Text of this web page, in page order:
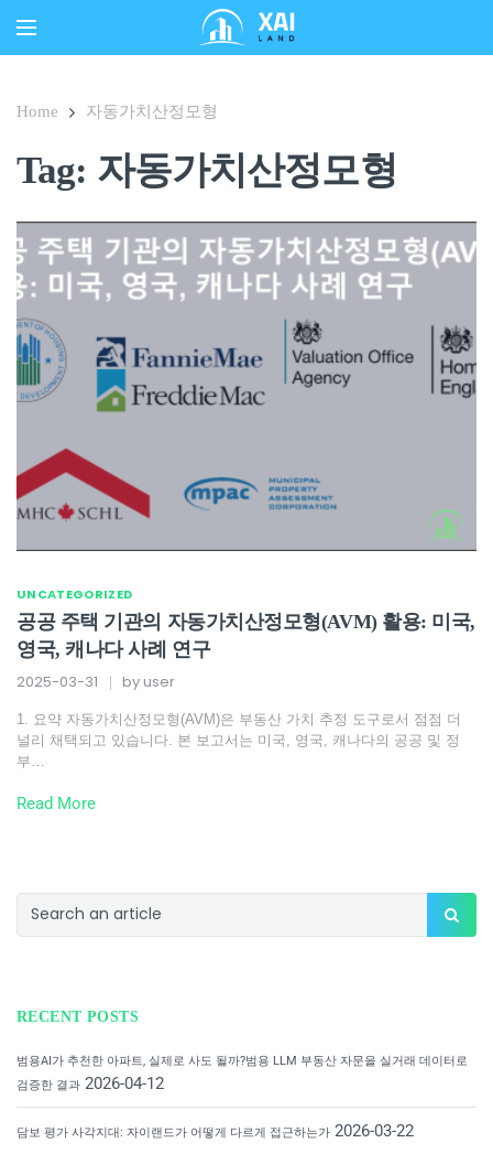
Home 자동가치산정모형
Tag: 자동가치산정모형
UNCATEGORIZED
공공 주택 기관의 자동가치산정모형(AVM) 활용: 미국,
영국, 캐나다 사례 연구
2025-03-31 by user
1. 요약 자동가치산정모형(AVM)은 부동산 가치 추정 도구로서 점점 더
널리 채택되고 있습니다. 본 보고서는 미국, 영국, 캐나다의 공공 및 정
부…
Read More
RECENT POSTS
범용AI가 추천한 아파트, 실제로 사도 될까?범용 LLM 부동산 자문을 실거래 데이터로
검증한 결과 2026-04-12
담보 평가 사각지대: 자이랜드가 어떻게 다르게 접근하는가 2026-03-22